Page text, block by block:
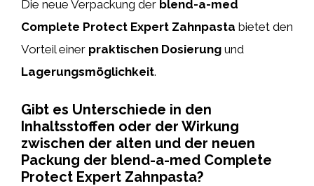
Die neue Verpackung der blend-a-med
Complete Protect Expert Zahnpasta bietet den
Vorteil einer praktischen Dosierung und
Lagerungsmöglichkeit.
Gibt es Unterschiede in den
Inhaltsstoffen oder der Wirkung
zwischen der alten und der neuen
Packung der blend-a-med Complete
Protect Expert Zahnpasta?